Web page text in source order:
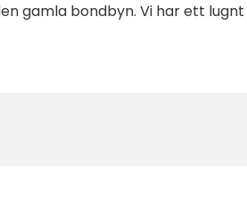
gamla bondbyn. Vi har ett